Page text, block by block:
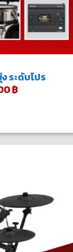
ระดับโปร
฿.
฿Current